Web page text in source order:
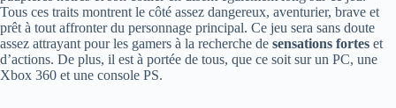
Tous ces traits montrent le côté assez dangereux, aventurier, brave et
prêt à tout affronter du personnage principal. Ce jeu sera sans doute
assez attrayant pour les gamers à la recherche de sensations fortes et
d’actions. De plus, il est à portée de tous, que ce soit sur un PC, une
Xbox 360 et une console PS.